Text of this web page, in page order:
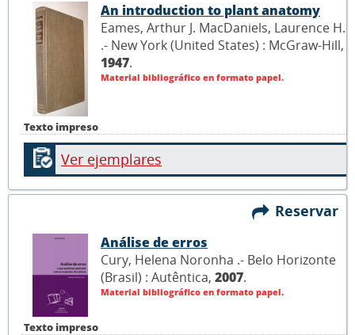
Texto impreso
An introduction to plant anatomy
Eames, Arthur J. MacDaniels, Laurence H.
.- New York (United States) : McGraw-Hill,
1947.
Material bibliográfico en formato papel.
Ver ejemplares
Reservar
Texto impreso
Análise de erros
Cury, Helena Noronha .- Belo Horizonte
(Brasil) : Autêntica, 2007.
Material bibliográfico en formato papel.